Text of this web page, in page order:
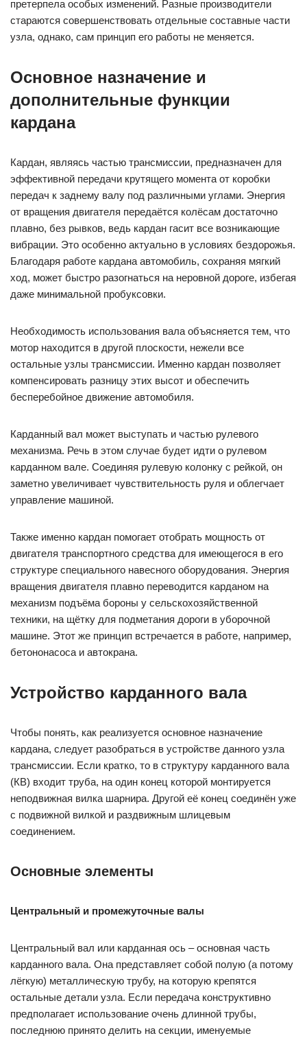
претерпела особых изменений. Разные производители
стараются совершенствовать отдельные составные части
узла, однако, сам принцип его работы не меняется.
Основное назначение и
дополнительные функции
кардана
Кардан, являясь частью трансмиссии, предназначен для
эффективной передачи крутящего момента от коробки
передач к заднему валу под различными углами. Энергия
от вращения двигателя передаётся колёсам достаточно
плавно, без рывков, ведь кардан гасит все возникающие
вибрации. Это особенно актуально в условиях бездорожья.
Благодаря работе кардана автомобиль, сохраняя мягкий
ход, может быстро разогнаться на неровной дороге, избегая
даже минимальной пробуксовки.
Необходимость использования вала объясняется тем, что
мотор находится в другой плоскости, нежели все
остальные узлы трансмиссии. Именно кардан позволяет
компенсировать разницу этих высот и обеспечить
бесперебойное движение автомобиля.
Карданный вал может выступать и частью рулевого
механизма. Речь в этом случае будет идти о рулевом
карданном вале. Соединяя рулевую колонку с рейкой, он
заметно увеличивает чувствительность руля и облегчает
управление машиной.
Также именно кардан помогает отобрать мощность от
двигателя транспортного средства для имеющегося в его
структуре специального навесного оборудования. Энергия
вращения двигателя плавно переводится карданом на
механизм подъёма бороны у сельскохозяйственной
техники, на щётку для подметания дороги в уборочной
машине. Этот же принцип встречается в работе, например,
бетононасоса и автокрана.
Устройство карданного вала
Чтобы понять, как реализуется основное назначение
кардана, следует разобраться в устройстве данного узла
трансмиссии. Если кратко, то в структуру карданного вала
(КВ) входит труба, на один конец которой монтируется
неподвижная вилка шарнира. Другой её конец соединён уже
с подвижной вилкой и раздвижным шлицевым
соединением.
Основные элементы
Центральный и промежуточные валы
Центральный вал или карданная ось – основная часть
карданного вала. Она представляет собой полую (а потому
лёгкую) металлическую трубу, на которую крепятся
остальные детали узла. Если передача конструктивно
предполагает использование очень длинной трубы,
последнюю принято делить на секции, именуемые